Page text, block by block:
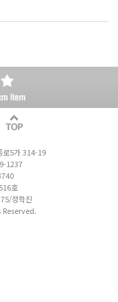
로5가 314-19
1237
호
정학진